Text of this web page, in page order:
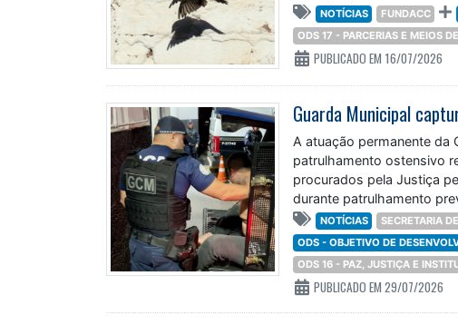
NOTÍCIAS FUNDACC
ODS 17 - PARCERIAS E MEIOS
PUBLICADO EM 16/07/2026
A atuação permanente da
patrulhamento ostensivo
procurados pela Justiça
durante patrulhamento
um veículo estacionado
NOTÍCIAS
SECRETARIA
ODS - OBJETIVO DE
ODS 16 - PAZ, JUSTIÇA E
PUBLICADO EM 29/07/2026